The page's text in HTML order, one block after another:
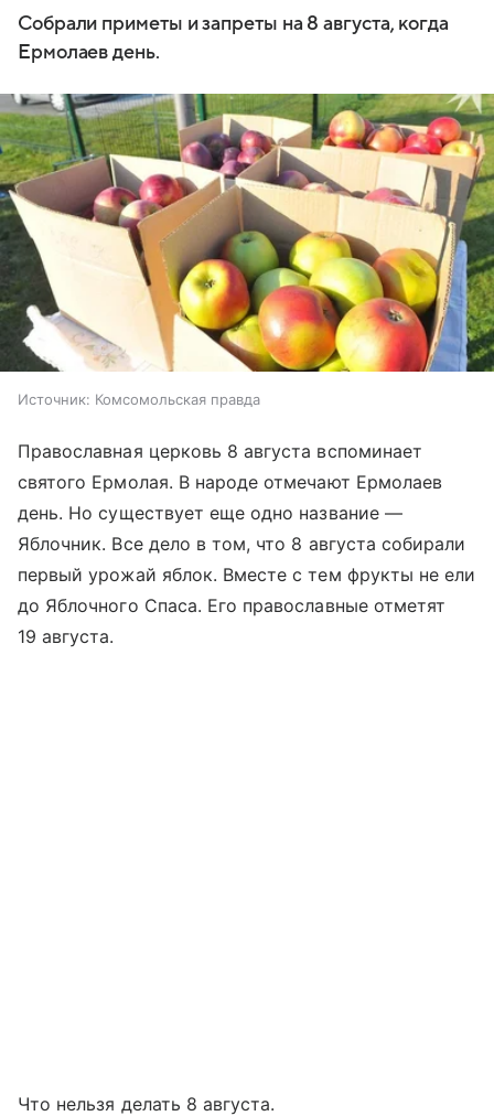
Собрали приметы и запреты на 8 августа, когда
Ермолаев день.
Источник: Комсомольская правда
Православная церковь 8 августа вспоминает
святого Ермолая. В народе отмечают Ермолаев
день. Но существует еще одно название —
Яблочник. Все дело в том, что 8 августа собирали
первый урожай яблок. Вместе с тем фрукты не ели
до Яблочного Спаса. Его православные отметят
19 августа.
Что нельзя делать 8 августа.